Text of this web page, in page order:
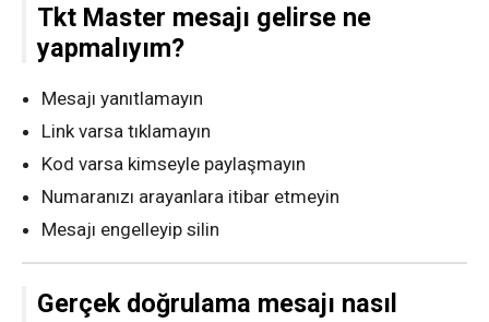
Tkt Master mesajı gelirse ne
yapmalıyım?
Mesajı yanıtlamayın
Link varsa tıklamayın
Kod varsa kimseyle paylaşmayın
Numaranızı arayanlara itibar etmeyin
Mesajı engelleyip silin
Gerçek doğrulama mesajı nasıl